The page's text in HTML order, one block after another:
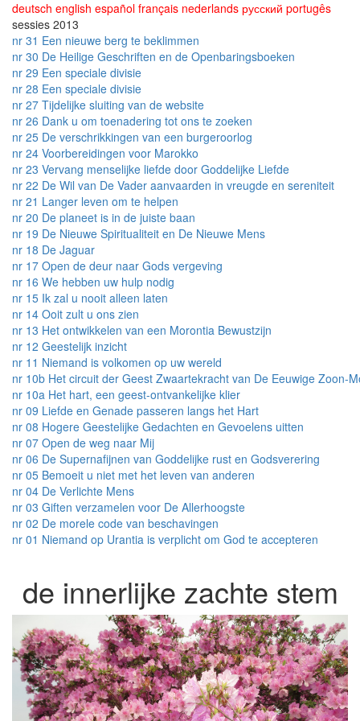
deutsch english español français nederlands русский portugês
sessies 2013
nr 31 Een nieuwe berg te beklimmen
nr 30 De Heilige Geschriften en de Openbaringsboeken
nr 29 Een speciale divisie
nr 28 Een speciale divisie
nr 27 Tijdelijke sluiting van de website
nr 26 Dank u om toenadering tot ons te zoeken
nr 25 De verschrikkingen van een burgeroorlog
nr 24 Voorbereidingen voor Marokko
nr 23 Vervang menselijke liefde door Goddelijke Liefde
nr 22 De Wil van De Vader aanvaarden in vreugde en sereniteit
nr 21 Langer leven om te helpen
nr 20 De planeet is in de juiste baan
nr 19 De Nieuwe Spiritualiteit en De Nieuwe Mens
nr 18 De Jaguar
nr 17 Open de deur naar Gods vergeving
nr 16 We hebben uw hulp nodig
nr 15 Ik zal u nooit alleen laten
nr 14 Ooit zult u ons zien
nr 13 Het ontwikkelen van een Morontia Bewustzijn
nr 12 Geestelijk inzicht
nr 11 Niemand is volkomen op uw wereld
nr 10b Het circuit der Geest Zwaartekracht van De Eeuwige Zoon-
nr 10a Het hart, een geest-ontvankelijke klier
nr 09 Liefde en Genade passeren langs het Hart
nr 08 Hogere Geestelijke Gedachten en Gevoelens uitten
nr 07 Open de weg naar Mij
nr 06 De Supernafijnen van Goddelijke rust en Godsverering
nr 05 Bemoeit u niet met het leven van anderen
nr 04 De Verlichte Mens
nr 03 Giften verzamelen voor De Allerhoogste
nr 02 De morele code van beschavingen
nr 01 Niemand op Urantia is verplicht om God te accepteren
de innerlijke zachte stem